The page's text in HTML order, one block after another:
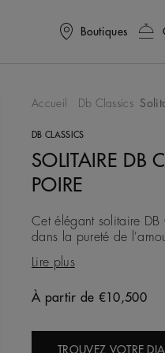
Boutiques
À Ma Wishlist
Accueil Db Classics
DB CLASSICS
SOLITAIRE DB
POIRE
Cet élégant solitaire
dans la pureté de
diamant taille poire
en
Lire plus
Original price
À partir de €10,500
TROUVEZ VOTRE